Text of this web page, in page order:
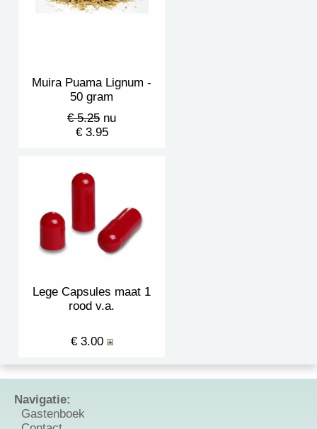
Muira Puama Lignum -
50 gram
€ 5.25 nu
€ 3.95
Lege Capsules maat 1
rood v.a.
€ 3.00
Navigatie:
Gastenboek